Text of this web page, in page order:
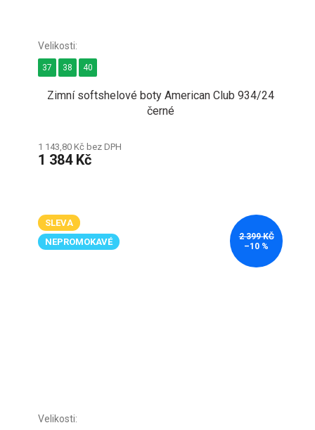
Zimní softshelové boty American Club 934/24
černé
1 143,80 Kč bez DPH
1 384 Kč
37 38 40
SLEVA
NEPROMOKAVÉ
2 399 KČ
–10 %